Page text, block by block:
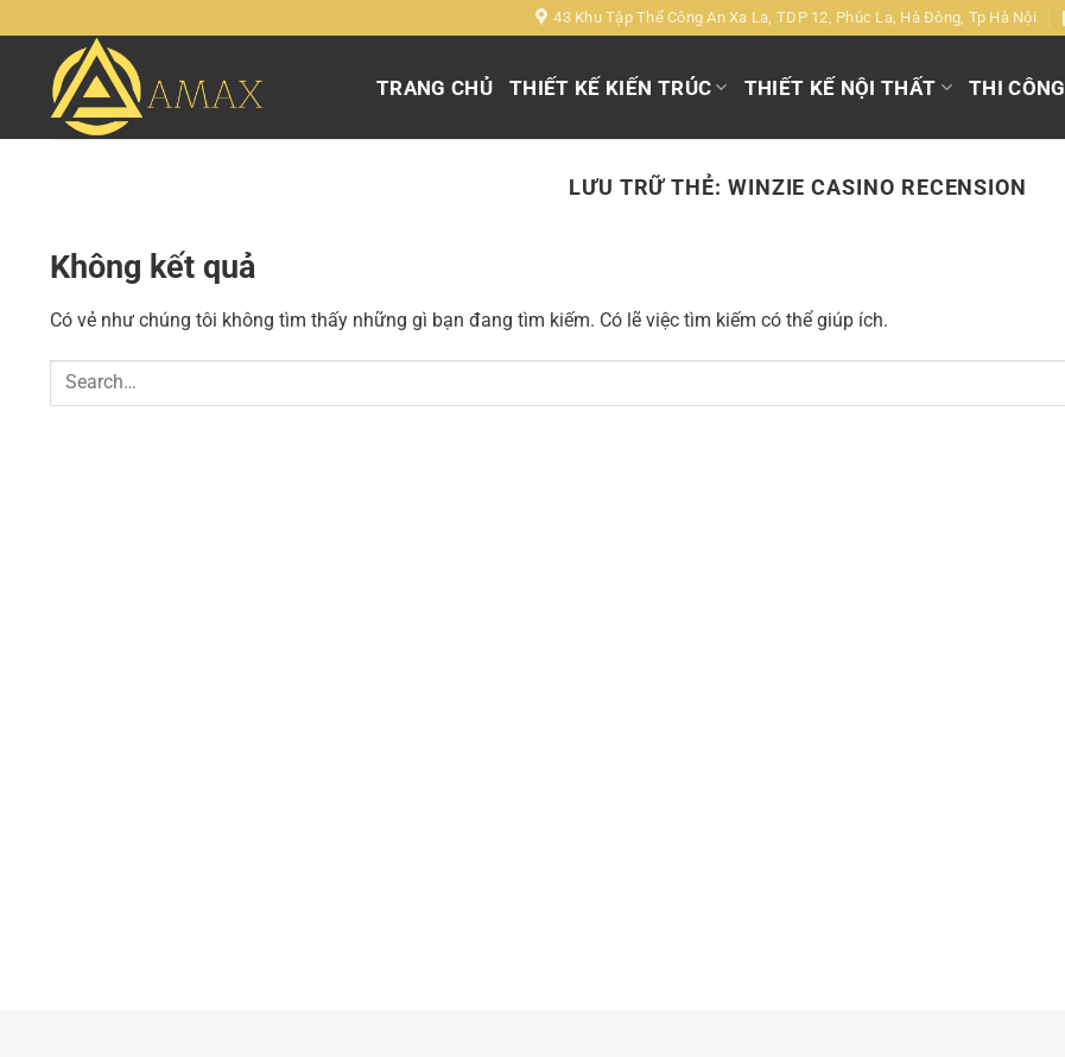
đến
43 Khu Tập Thể Công An Xa La, TDP 12, Phúc La, Hà Đông, Tp Hà Nội
TRANG CHỦ THIẾT KẾ KIẾN TRÚC THIẾT KẾ NỘI THẤT THI CÔNG
LƯU TRỮ THẺ: WINZIE CASINO RECENSION
Không kết quả
Có vẻ như chúng tôi không tìm thấy những gì bạn đang tìm kiếm. Có lẽ việc tìm kiếm có thể giúp ích.